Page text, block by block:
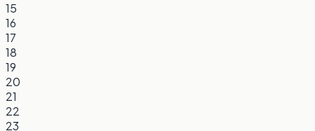
15
16
17
18
19
20
21
22
23